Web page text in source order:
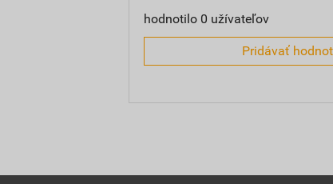
hodnotilo 0 užívateľov
Pridávať